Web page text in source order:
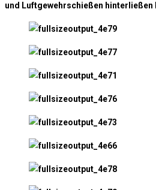
und Luftgewehrschießen hinterließen